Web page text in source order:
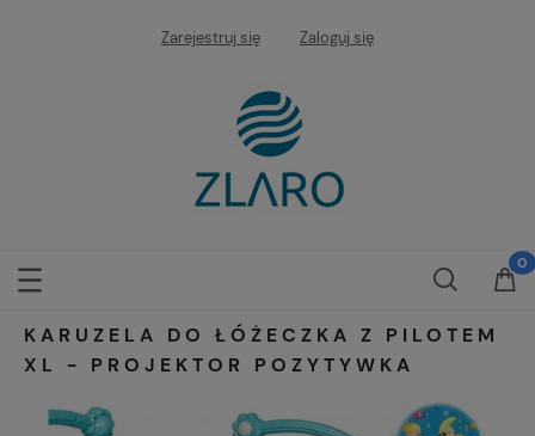
Zarejestruj się Zaloguj się
KARUZELA DO ŁÓŻECZKA Z PILOTEM
XL - PROJEKTOR POZYTYWKA